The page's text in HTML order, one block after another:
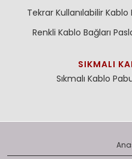
Tekrar Kullanılabilir Kablo
Renkli Kablo Bağları
SIKMALI
Sıkmalı Kablo